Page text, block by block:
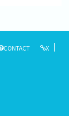
CONTACT
X